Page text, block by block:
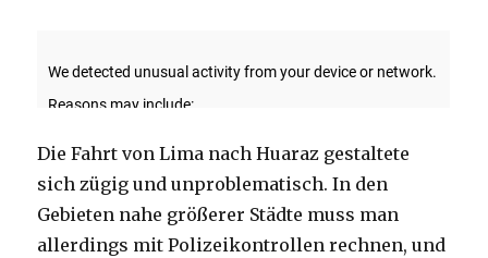
Die Fahrt von Lima nach Huaraz gestaltete
sich zügig und unproblematisch. In den
Gebieten nahe größerer Städte muss man
allerdings mit Polizeikontrollen rechnen, und